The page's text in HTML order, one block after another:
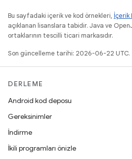
Bu sayfadaki içerik ve kod örnekleri, İçerik
açıklanan lisanslara tabidir. Java ve
ortaklarının tescilli ticari markasıdır.
Son güncelleme tarihi: 2026-06-22 UTC.
DERLEME
Android kod deposu
Gereksinimler
İndirme
İkili programları önizle